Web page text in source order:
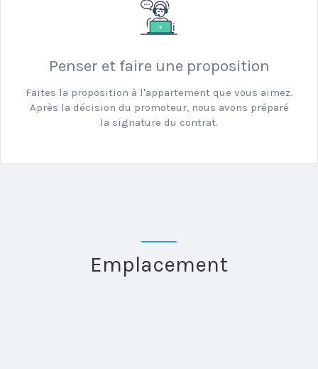
Penser et faire une proposition
Faites la proposition à l'appartement que vous aimez.
Après la décision du promoteur, nous avons préparé
la signature du contrat.
Emplacement